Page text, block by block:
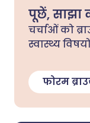
पूछें, साझा
चर्चाओं को
स्वास्थ्य
फोरम